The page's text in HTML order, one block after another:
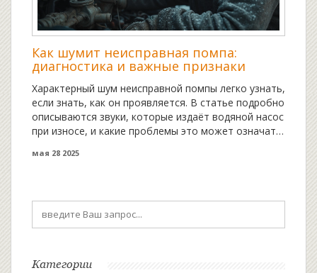
Как шумит неисправная помпа:
диагностика и важные признаки
Характерный шум неисправной помпы легко узнать,
если знать, как он проявляется. В статье подробно
описываются звуки, которые издаёт водяной насос
при износе, и какие проблемы это может означать
помпы, почему не стоит тянуть с ремонтом, и как
пригодятся каждому автовладельцу. Статья будет
полезна, если вы замечаете странные звуки под
капотом или планируете замену ремня ГРМ.
мая 28 2025
Категории